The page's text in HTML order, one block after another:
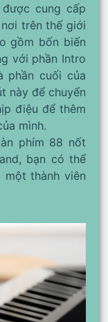
cung cấp
trên thế giới
gồm bốn biến
với phần Intro
phần cuối của
này để chuyển
điệu để thêm
mình.
phím 88 nốt
bạn có thể
thành viên